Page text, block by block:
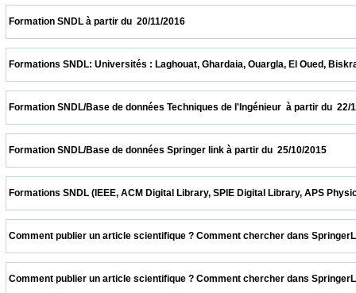
Formation SNDL à partir du  20/11/2016
Formations SNDL: Universités : Laghouat, Ghardaia, Ouargla, El
Formation SNDL/Base de données Techniques de l'Ingénieur  à
Formation SNDL/Base de données Springer link à partir du  25/
Formations SNDL (IEEE, ACM Digital Library, SPIE Digital Library,
Comment publier un article scientifique ? Comment chercher dans
Comment publier un article scientifique ? Comment chercher dans